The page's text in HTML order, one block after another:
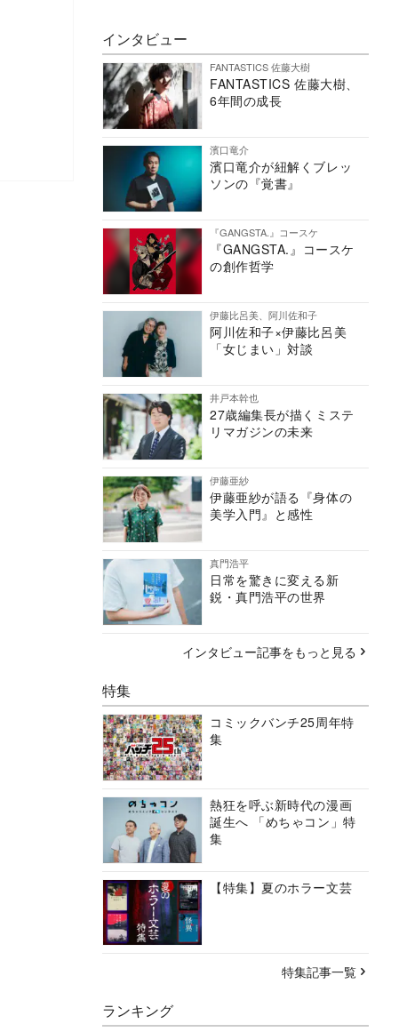
インタビュー
FANTASTICS 佐藤大樹
FANTASTICS 佐藤大樹、
6年間の成長
濱口竜介
濱口竜介が紐解くブレッ
ソンの『覚書』
『GANGSTA.』コースケ
『GANGSTA.』コースケ
の創作哲学
伊藤比呂美、阿川佐和子
阿川佐和子×伊藤比呂美
「女じまい」対談
井戸本幹也
27歳編集長が描くミステ
リマガジンの未来
伊藤亜紗
伊藤亜紗が語る『身体の
美学入門』と感性
真門浩平
日常を驚きに変える新
鋭・真門浩平の世界
インタビュー記事をもっと見る
特集
コミックバンチ25周年特
集
熱狂を呼ぶ新時代の漫画
誕生へ 「めちゃコン」特
集
【特集】夏のホラー文芸
特集記事一覧
ランキング